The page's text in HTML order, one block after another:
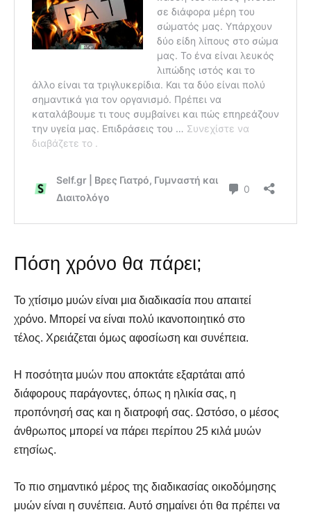
Πόση χρόνο θα πάρει;
Το χτίσιμο μυών είναι μια διαδικασία που απαιτεί
χρόνο. Μπορεί να είναι πολύ ικανοποιητικό στο
τέλος. Χρειάζεται όμως αφοσίωση και συνέπεια.
Η ποσότητα μυών που αποκτάτε εξαρτάται από
διάφορους παράγοντες, όπως η ηλικία σας, η
προπόνησή σας και η διατροφή σας. Ωστόσο, ο μέσος
άνθρωπος μπορεί να πάρει περίπου 25 κιλά μυών
ετησίως.
Το πιο σημαντικό μέρος της διαδικασίας οικοδόμησης
μυών είναι η συνέπεια. Αυτό σημαίνει ότι θα πρέπει να